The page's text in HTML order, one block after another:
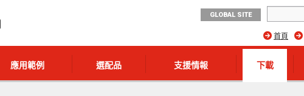
GLOBAL SITE
首頁
應用範例 選配品 支援情報 下載